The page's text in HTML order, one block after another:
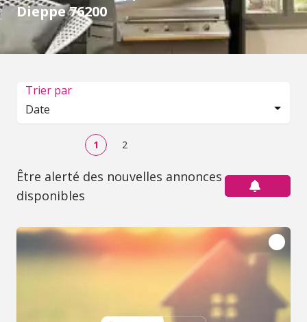
Dieppe 76200
Trier par
Date
1 2
Être alerté des nouvelles annonces
disponibles